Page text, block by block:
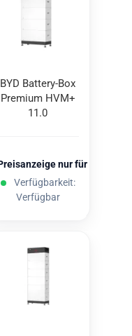
Kunden
BYD Battery-​​Box
Pre­mi­um HVM+
11.0
nur für
Verfügbarkeit:
Verfügbar